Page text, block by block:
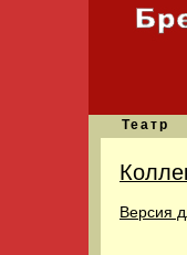
Театр
Версия